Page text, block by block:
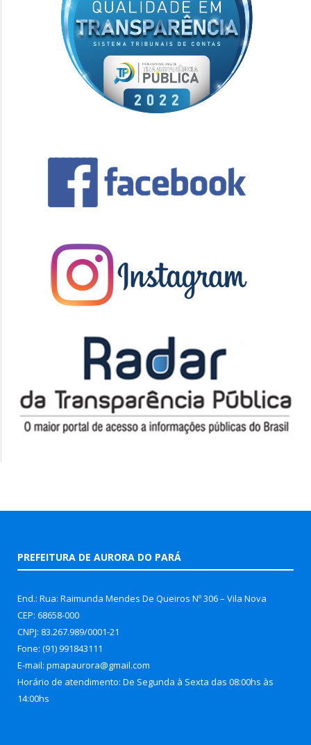
PREFEITURA DE AURORA DO PARÁ
End.: Rua: Raimunda Mendes De Queiros Nº 306 – Vila Nova
CEP: 68658-000
CNPJ: 83.267.989/0001-21
Fone: (91) 991843111
E-mail: pmapaurora@gmail.com
Horário de atendimento: De Segunda à Sexta das 08:00hs às
14:00hs